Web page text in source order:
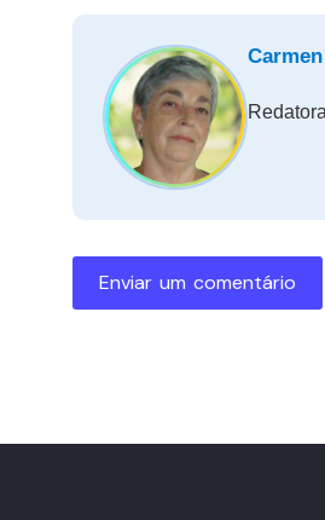
Enviar um comentário